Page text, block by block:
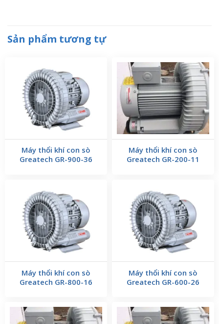
Sản phẩm tương tự
Máy thổi khí con sò
Greatech GR-900-36
Máy thổi khí con sò
Greatech GR-200-11
Máy thổi khí con sò
Greatech GR-800-16
Máy thổi khí con sò
Greatech GR-600-26